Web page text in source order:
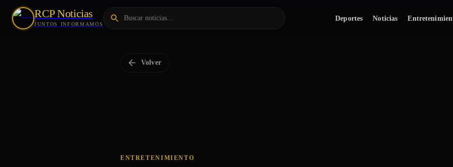
RCP Noticias
JUNTOS INFORMAMOS
Deportes Noticias
Volver
ENTRETENIMIENTO